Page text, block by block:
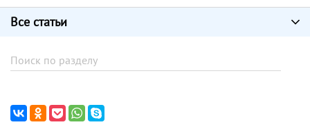
Все статьи